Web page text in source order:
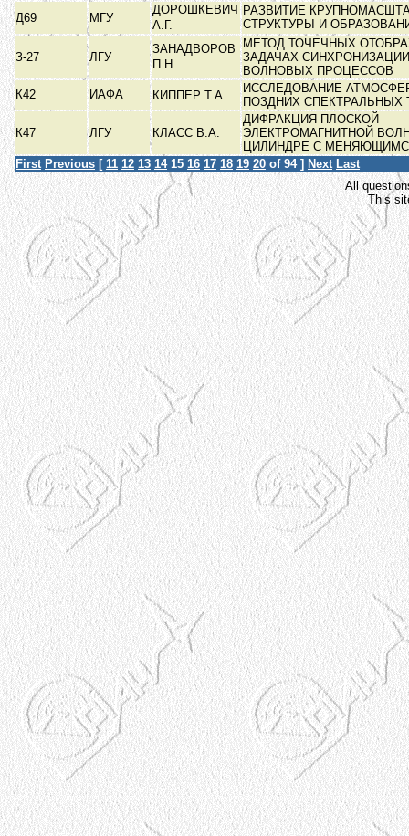
Д69
МГУ
ДОРОШКЕВИЧ
А.Г.
РАЗВИТИЕ
СТРУКТУРЫ И
З-27 ЛГУ
ЗАНАДВОРОВ
П.Н.
МЕТОД ТОЧЕЧНЫХ
ЗАДАЧАХ
ВОЛНОВЫХ ПРОЦЕССОВ
К42
ИАФА КИППЕР Т.А.
ИССЛЕДОВАНИЕ
ПОЗДНИХ СПЕКТРАЛЬНЫХ
К47 ЛГУ КЛАСС В.А.
ДИФРАКЦИЯ ПЛОСКОЙ
ЭЛЕКТРОМАГНИТНОЙ
ЦИЛИНДРЕ С
First Previous [ 11 12 13 14 15 16 17 18 19 20 of 94 ] Next Last
All
This